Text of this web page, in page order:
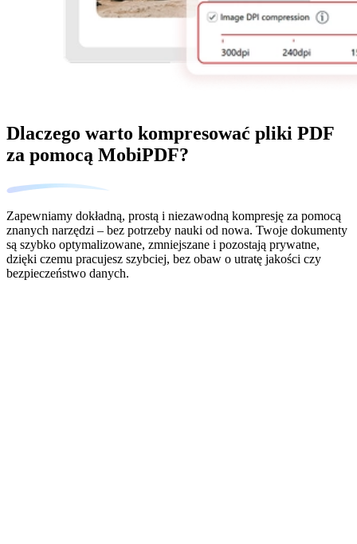
Dlaczego warto kompresować pliki PDF
za pomocą MobiPDF?
Zapewniamy dokładną, prostą i niezawodną kompresję za pomocą
znanych narzędzi – bez potrzeby nauki od nowa. Twoje dokumenty
są szybko optymalizowane, zmniejszane i pozostają prywatne,
dzięki czemu pracujesz szybciej, bez obaw o utratę jakości czy
bezpieczeństwo danych.